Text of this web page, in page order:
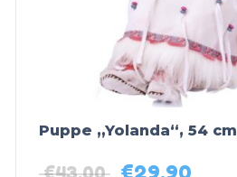
Puppe „Yolanda“, 54 cm
€29,90